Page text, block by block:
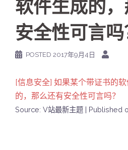
软件生成的
安全性可言吗
POSTED 2017年9月4日
[信息安全] 如果某个带证书的
的，那么还有安全性可言吗？
Source: V站最新主题 Published